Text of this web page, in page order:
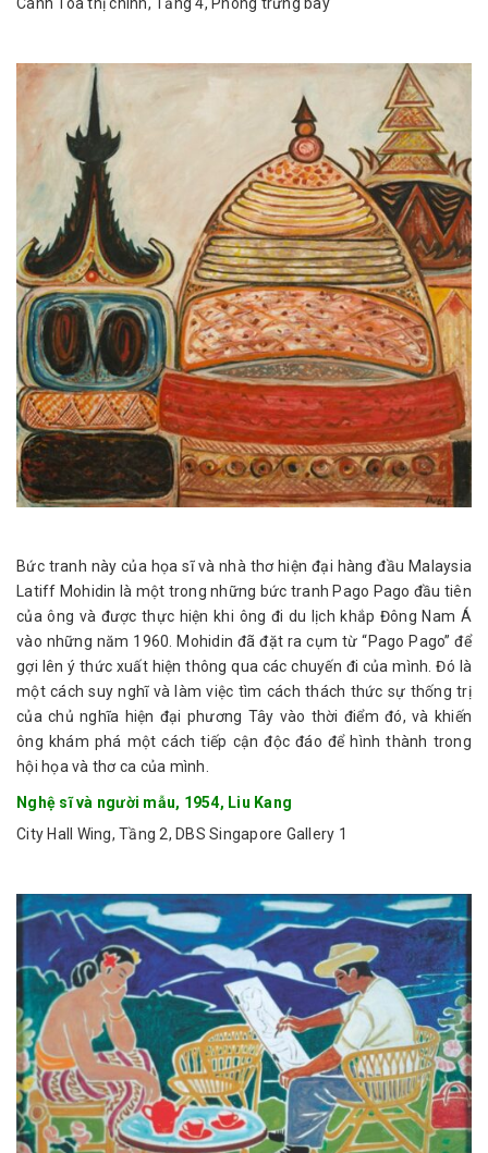
Bức tranh này của họa sĩ và nhà thơ hiện đại hàng đầu Malaysia
Latiff Mohidin là một trong những bức tranh Pago Pago đầu tiên
của ông và được thực hiện khi ông đi du lịch khắp Đông Nam Á
vào những năm 1960. Mohidin đã đặt ra cụm từ “Pago Pago” để
gợi lên ý thức xuất hiện thông qua các chuyến đi của mình. Đó là
một cách suy nghĩ và làm việc tìm cách thách thức sự thống trị
của chủ nghĩa hiện đại phương Tây vào thời điểm đó, và khiến
ông khám phá một cách tiếp cận độc đáo để hình thành trong
hội họa và thơ ca của mình.
Nghệ sĩ và người mẫu, 1954, Liu Kang
City Hall Wing, Tầng 2, DBS Singapore Gallery 1